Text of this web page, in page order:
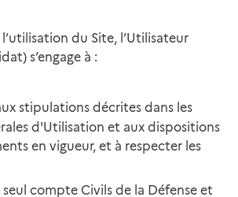
du Site, l’Utilisateur
s’engage à :
stipulations décrites dans les
d'Utilisation et aux dispositions
en vigueur, et à respecter les
seul compte Civils de la Défense et